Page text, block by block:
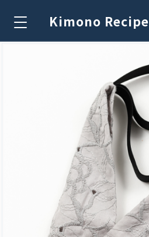
Kimono Recipe